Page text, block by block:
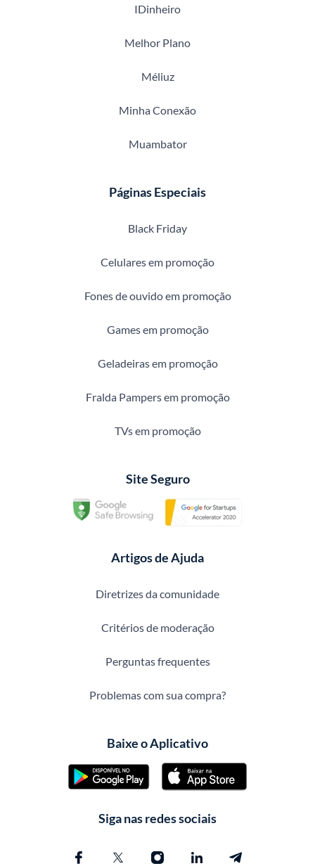
IDinheiro
Melhor Plano
Méliuz
Minha Conexão
Muambator
Páginas Especiais
Black Friday
Celulares em promoção
Fones de ouvido em promoção
Games em promoção
Geladeiras em promoção
Fralda Pampers em promoção
TVs em promoção
Site Seguro
Artigos de Ajuda
Diretrizes da comunidade
Critérios de moderação
Perguntas frequentes
Problemas com sua compra?
Baixe o Aplicativo
Siga nas redes sociais